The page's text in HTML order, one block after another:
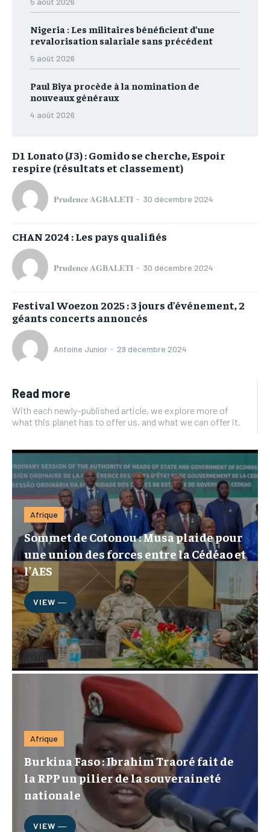
Nigeria : Les militaires bénéficient d’une
revalorisation salariale sans précédent
5 août 2026
Paul Biya procède à la nomination de
nouveaux généraux
4 août 2026
D1 Lonato (J3) : Gomido se cherche, Espoir
respire (résultats et classement)
𝐏𝐫𝐮𝐝𝐞𝐧𝐜𝐞 𝐀𝐆𝐁𝐀𝐋𝐄𝐓𝐈 - 30 décembre 2024
CHAN 2024 : Les pays qualifiés
𝐏𝐫𝐮𝐝𝐞𝐧𝐜𝐞 𝐀𝐆𝐁𝐀𝐋𝐄𝐓𝐈 - 30 décembre 2024
Festival Woezon 2025 : 3 jours d’événement, 2
géants concerts annoncés
Antoine Junior - 29 décembre 2024
Read more
With each newly-published article, we explore more of
what this planet has to offer us, and what we can offer it.
Afrique
Sommet de Cotonou : Musa plaide pour
une union des forces entre la Cédéao et
l’AES
VIEW ―
Afrique
Burkina Faso : Ibrahim Traoré fait de
la RPP un pilier de la souveraineté
nationale
VIEW ―